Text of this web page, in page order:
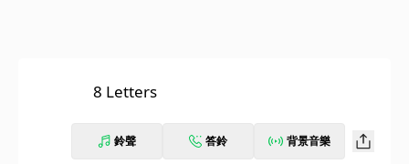
8 Letters
鈴聲 答鈴 背景音樂